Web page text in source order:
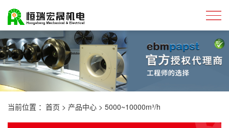
当前位置 ： 首页 > 产品中心 > 5000~10000m³/h